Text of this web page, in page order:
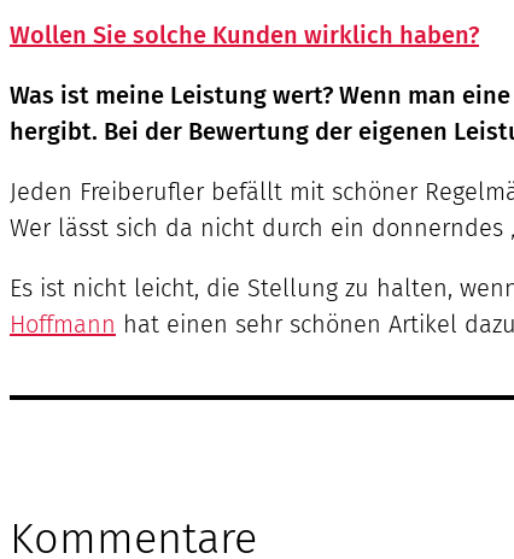
Wollen Sie solche Kunden wirklich haben?
Was ist meine Leistung wert? Wenn man
hergibt. Bei der Bewertung der eigenen
Jeden Freiberufler befällt mit schöner
Wer lässt sich da nicht durch ein donnerndes
Es ist nicht leicht, die Stellung zu halten,
Hoffmann hat einen sehr schönen Artikel
Kommentare